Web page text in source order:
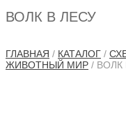
ВОЛК В ЛЕСУ
ГЛАВНАЯ / КАТАЛОГ /
ЖИВОТНЫЙ МИР / ВОЛК